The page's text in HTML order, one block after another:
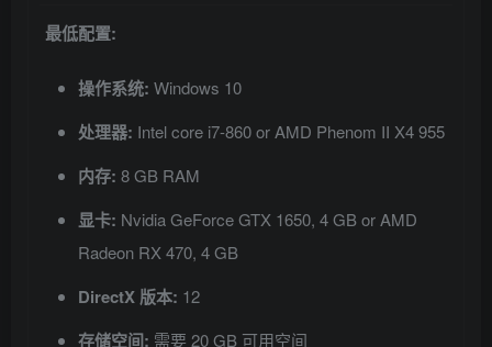
最低配置:
操作系统: Windows 10
处理器: Intel core i7-860 or AMD Phenom II X4 955
内存: 8 GB RAM
显卡: Nvidia GeForce GTX 1650, 4 GB or AMD
Radeon RX 470, 4 GB
DirectX 版本: 12
存储空间: 需要 20 GB 可用空间